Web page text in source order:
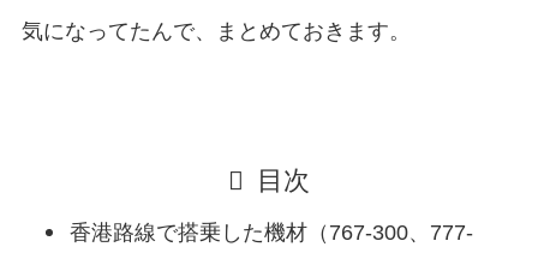
気になってたんで、まとめておきます。
目次
香港路線で搭乗した機材（767-300、777-